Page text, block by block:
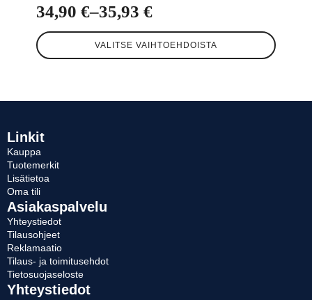
34,90 €–35,93 €
Hintaluokka:
34,90 €
VALITSE VAIHTOEHDOISTA
Tällä
tuotteella
Voit
valinnat
tuotteen
sivulla.
Linkit
Kauppa
Tuotemerkit
Lisätietoa
Oma tili
Asiakaspalvelu
Yhteystiedot
Tilausohjeet
Reklamaatio
Tilaus- ja toimitusehdot
Tietosuojaseloste
Yhteystiedot